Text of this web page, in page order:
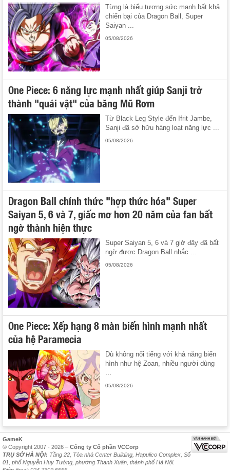
Từng là biểu tượng sức mạnh bất khả
chiến bại của Dragon Ball, Super
Saiyan ...
05/08/2026
One Piece: 6 năng lực mạnh nhất giúp Sanji trở
thành "quái vật" của băng Mũ Rơm
Từ Black Leg Style đến Ifrit Jambe,
Sanji đã sở hữu hàng loạt năng lực ...
05/08/2026
Dragon Ball chính thức "hợp thức hóa" Super
Saiyan 5, 6 và 7, giấc mơ hơn 20 năm của fan bất
ngờ thành hiện thực
Super Saiyan 5, 6 và 7 giờ đây đã bất
ngờ được Dragon Ball nhắc ...
05/08/2026
One Piece: Xếp hạng 8 màn biến hình mạnh nhất
của hệ Paramecia
Dù không nổi tiếng với khả năng biến
hình như hệ Zoan, nhiều người dùng
05/08/2026
GameK
© Copyright 2007 - 2026 – Công ty Cổ phần VCCorp
TRỤ SỞ HÀ NỘI: Tầng 22, Tòa nhà Center Building, Hapulico Complex, Số
01, phố Nguyễn Huy Tưởng, phường Thanh Xuân, thành phố Hà Nội.